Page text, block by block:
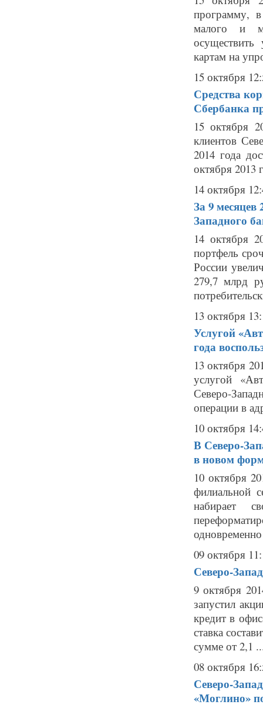
программу,
малого и
картам на
15 октября
Средства
Сбербанка
15 октября
клиентов
2014 года
октября 2013
14 октября
За 9 месяцев
Западного
14 октября
портфель
России
279,7 млрд
13 октября
Услугой
года
13 октября
услугой
Северо-
операции в
10 октября
В Северо-
в новом
10 октября
филиальной
набирает
09 октября
Северо-
9 октября
запустил
кредит в
ставка
сумме от 2,1
08 октября
Северо-
«Моглино»